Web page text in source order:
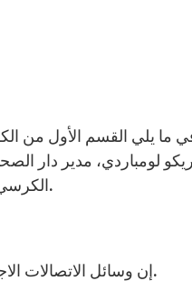
لومباردي، مدير دار
الكرسي الرسولي الإعلامية” خلال اجتماع سنوي للجنة الاتصالات التابعة لمجلس أساقفة إسبانيا.
إن وسائل الاتصالات الاجتماعية الكاثوليكية هي وسائل أساسية لبنيان الجماعة المسيحية والأسرة البشرية جمعاء.